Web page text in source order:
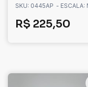
SKU: 0445AP - ESCALA:
R$ 225,50